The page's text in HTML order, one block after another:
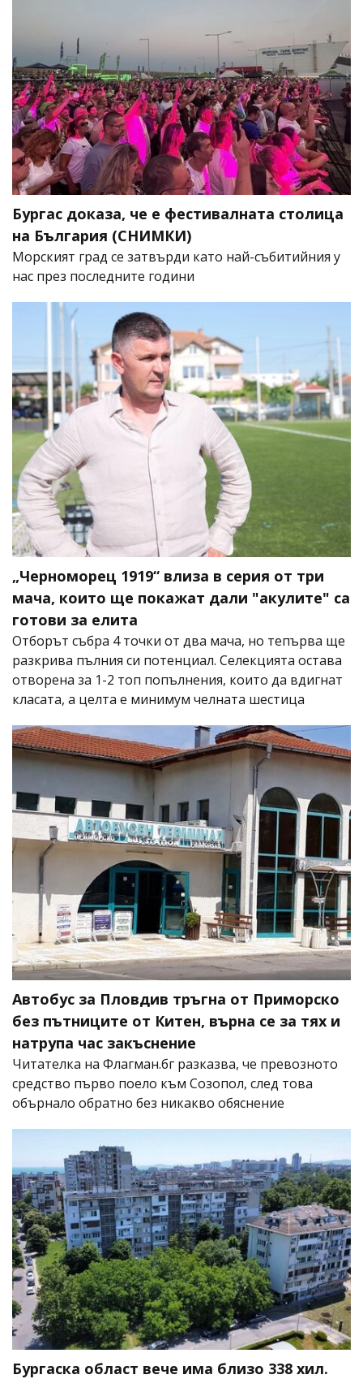
Бургас доказа, че е фестивалната столица
на България (СНИМКИ)
Морският град се затвърди като най-събитийния у
нас през последните години
„Черноморец 1919“ влиза в серия от три
мача, които ще покажат дали "акулите" са
готови за елита
Отборът събра 4 точки от два мача, но тепърва ще
разкрива пълния си потенциал. Селекцията остава
отворена за 1-2 топ попълнения, които да вдигнат
класата, а целта е минимум челната шестица
Автобус за Пловдив тръгна от Приморско
без пътниците от Китен, върна се за тях и
натрупа час закъснение
Читателка на Флагман.бг разказва, че превозното
средство първо поело към Созопол, след това
обърнало обратно без никакво обяснение
Бургаска област вече има близо 338 хил.